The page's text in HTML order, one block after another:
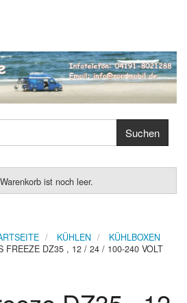
ist noch leer.
KÜHLEN
KÜHLBOXEN
FREEZE DZ35 , 12 / 24 / 100-240 VOLT